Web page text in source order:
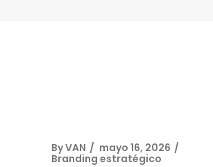
ByVAN
mayo 16, 2026
Branding estratégico